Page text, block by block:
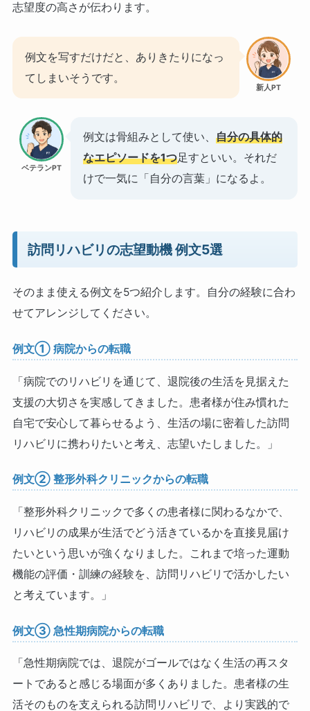
志望度の高さが伝わります。
新人PT
例文を写すだけだと、ありきたりになっ
てしまいそうです。
ベテランPT
例文は骨組みとして使い、 自分の具体的
なエピソードを1つ足すといい。それだ
けで一気に「自分の言葉」になるよ。
訪問リハビリの志望動機 例文5選
そのまま使える例文を5つ紹介します。自分の経験に合わ
せてアレンジしてください。
例文① 病院からの転職
「病院でのリハビリを通じて、退院後の生活を見据えた
支援の大切さを実感してきました。患者様が住み慣れた
自宅で安心して暮らせるよう、生活の場に密着した訪問
リハビリに携わりたいと考え、志望いたしました。」
例文② 整形外科クリニックからの転職
「整形外科クリニックで多くの患者様に関わるなかで、
リハビリの成果が生活でどう活きているかを直接見届け
たいという思いが強くなりました。これまで培った運動
機能の評価・訓練の経験を、訪問リハビリで活かしたい
と考えています。」
例文③ 急性期病院からの転職
「急性期病院では、退院がゴールではなく生活の再スタ
ートであると感じる場面が多くありました。患者様の生
活そのものを支えられる訪問リハビリで、より実践的で